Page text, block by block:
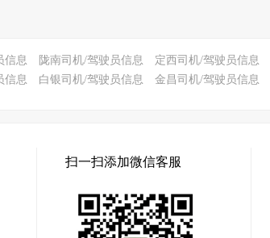
信息 陇南司机/驾驶员信息 定西司机/驾驶员信息
信息 白银司机/驾驶员信息 金昌司机/驾驶员信息
扫一扫添加微信客服